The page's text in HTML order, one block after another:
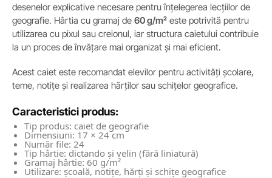
desenelor explicative necesare pentru înțelegerea lecțiilor de
geografie. Hârtia cu gramaj de 60 g/m² este potrivită pentru
utilizarea cu pixul sau creionul, iar structura caietului contribuie
la un proces de învățare mai organizat și mai eficient.
Acest caiet este recomandat elevilor pentru activități școlare,
teme, notițe și realizarea hărților sau schițelor geografice.
Caracteristici produs:
Tip produs: caiet de geografie
Dimensiuni: 17 × 24 cm
Număr file: 24
Tip hârtie: dictando și velin (fără liniatură)
Gramaj hârtie: 60 g/m²
Utilizare: școală, notițe, hărți și schițe geografice